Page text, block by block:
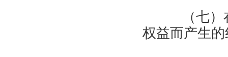
（七）在
权益而产生